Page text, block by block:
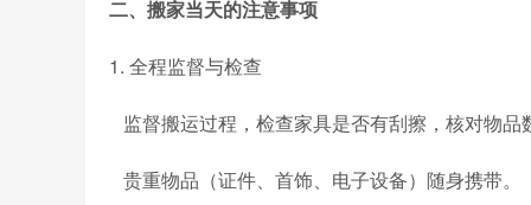
二、搬家当天的注意事项
1. 全程监督与检查
监督搬运过程，检查家具是否有刮擦，核对物
贵重物品（证件、首饰、电子设备）随身携带。